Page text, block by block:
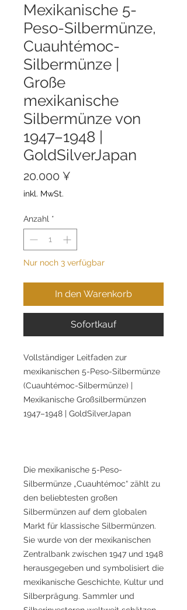
Mexikanische 5-
Peso-Silbermünze,
Cuauhtémoc-
Silbermünze |
Große
mexikanische
Silbermünze von
1947–1948 |
GoldSilverJapan
20.000 ¥
inkl. MwSt.
Anzahl *
Nur noch 3 verfügbar
In den Warenkorb
Sofortkauf
Vollständiger Leitfaden zur
mexikanischen 5-Peso-Silbermünze
(Cuauhtémoc-Silbermünze) |
Mexikanische Großsilbermünzen
1947–1948 | GoldSilverJapan
Die mexikanische 5-Peso-
Silbermünze „Cuauhtémoc“ zählt zu
den beliebtesten großen
Silbermünzen auf dem globalen
Markt für klassische Silbermünzen.
Sie wurde von der mexikanischen
Zentralbank zwischen 1947 und 1948
herausgegeben und symbolisiert die
mexikanische Geschichte, Kultur und
Silberprägung. Sammler und